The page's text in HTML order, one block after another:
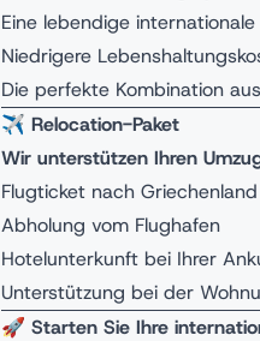
Eine lebendige
Niedrigere
Die perfekte Kombination
✈️ Relocation-Paket
Wir unterstützen Ihren
Flugticket nach Griechenland
Abholung vom Flughafen
Hotelunterkunft bei Ihrer
Unterstützung bei der
🚀 Starten Sie Ihre